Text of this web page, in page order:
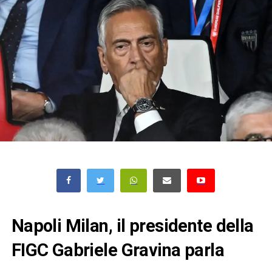
Napoli Milan, il presidente della
FIGC Gabriele Gravina parla